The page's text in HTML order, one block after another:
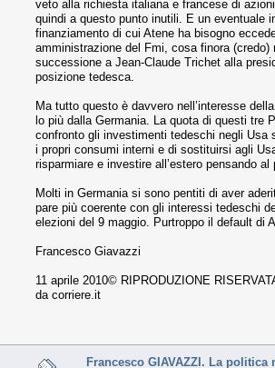
veto alla richiesta italiana e francese di
quindi a questo punto inutili. E un eventuale
finanziamento di cui Atene ha bisogno
amministrazione del Fmi, cosa finora
successione a Jean-Claude Trichet alla
posizione tedesca.
Ma tutto questo è davvero nell’interesse
lo più dalla Germania. La quota di questi tre
confronto gli investimenti tedeschi negli Usa
i propri consumi interni e di sostituirsi agli
risparmiare e investire all’estero pensando
Molti in Germania si sono pentiti di aver
pare più coerente con gli interessi tedeschi
elezioni del 9 maggio. Purtroppo il default di
Francesco Giavazzi
11 aprile 2010© RIPRODUZIONE
da corriere.it
Francesco GIAVAZZI. La politica